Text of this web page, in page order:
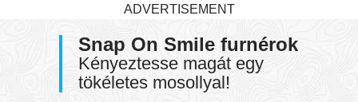
ADVERTISEMENT
Snap On Smile furnérok
Kényeztesse magát egy
tökéletes mosollyal!